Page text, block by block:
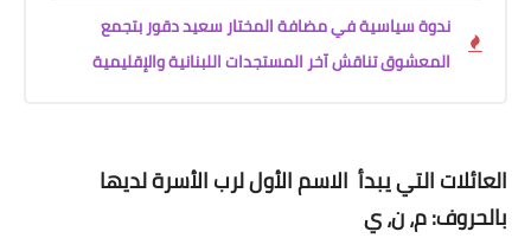
ندوة سياسية في مضافة المختار سعيد دقور بتجمع
المعشوق تناقش آخر المستجدات اللبنانية والإقليمية
العائلات التي يبدأ الاسم الأول لرب الأسرة لديها
بالحروف: م، ن، ي